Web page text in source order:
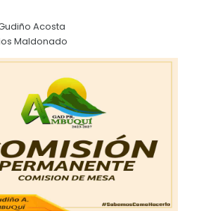
y Ordenamiento Territorial -
- PAC
Anual - POA
Y REPORTES
y balances
Acosta
Maldonado